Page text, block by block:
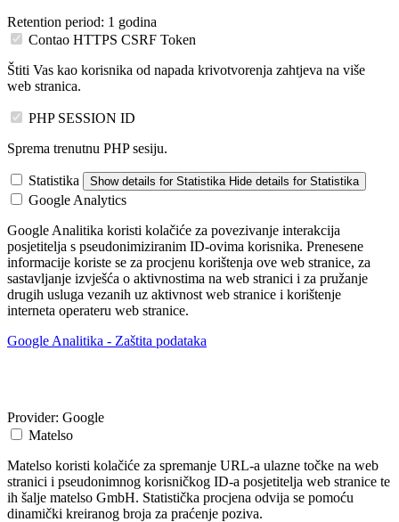
Retention period: 1 godina
Contao HTTPS CSRF Token
Štiti Vas kao korisnika od napada krivotvorenja zahtjeva na više
web stranica.
PHP SESSION ID
Sprema trenutnu PHP sesiju.
Statistika Show details for Statistika Hide details for Statistika
Google Analytics
Google Analitika koristi kolačiće za povezivanje interakcija
posjetitelja s pseudonimiziranim ID-ovima korisnika. Prenesene
informacije koriste se za procjenu korištenja ove web stranice, za
sastavljanje izvješća o aktivnostima na web stranici i za pružanje
drugih usluga vezanih uz aktivnost web stranice i korištenje
interneta operateru web stranice.
Google Analitika - Zaštita podataka
Provider: Google
Matelso
Matelso koristi kolačiće za spremanje URL-a ulazne točke na web
stranici i pseudonimnog korisničkog ID-a posjetitelja web stranice te
ih šalje matelso GmbH. Statistička procjena odvija se pomoću
dinamički kreiranog broja za praćenje poziva.